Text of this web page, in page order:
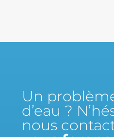
Un
d’eau ?
nous